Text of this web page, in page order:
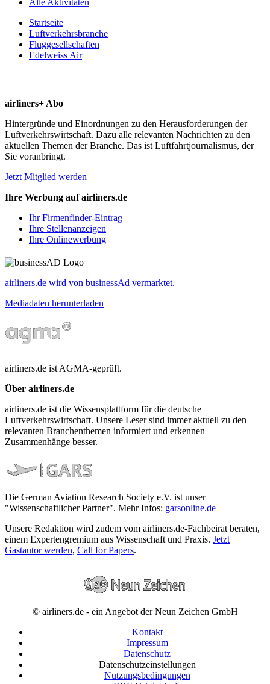
Startseite
Luftverkehrsbranche
Fluggesellschaften
Edelweiss Air
airliners+ Abo
Hintergründe und Einordnungen zu den Herausforderungen der
Luftverkehrswirtschaft. Dazu alle relevanten Nachrichten zu den
aktuellen Themen der Branche. Das ist Luftfahrtjournalismus, der
Sie voranbringt.
Jetzt Mitglied werden
Ihre Werbung auf airliners.de
Ihr Firmenfinder-Eintrag
Ihre Stellenanzeigen
Ihre Onlinewerbung
airliners.de wird von businessAd vermarktet.
Mediadaten herunterladen
airliners.de ist AGMA-geprüft.
Über airliners.de
airliners.de ist die Wissensplattform für die deutsche
Luftverkehrswirtschaft. Unsere Leser sind immer aktuell zu den
relevanten Branchenthemen informiert und erkennen
Zusammenhänge besser.
Die German Aviation Research Society e.V. ist unser
"Wissenschaftlicher Partner". Mehr Infos: garsonline.de
Unsere Redaktion wird zudem vom airliners.de-Fachbeirat beraten,
einem Expertengremium aus Wissenschaft und Praxis. Jetzt
Gastautor werden, Call for Papers.
© airliners.de - ein Angebot der Neun Zeichen GmbH
Kontakt
Impressum
Datenschutz
Datenschutzeinstellungen
Nutzungsbedingungen